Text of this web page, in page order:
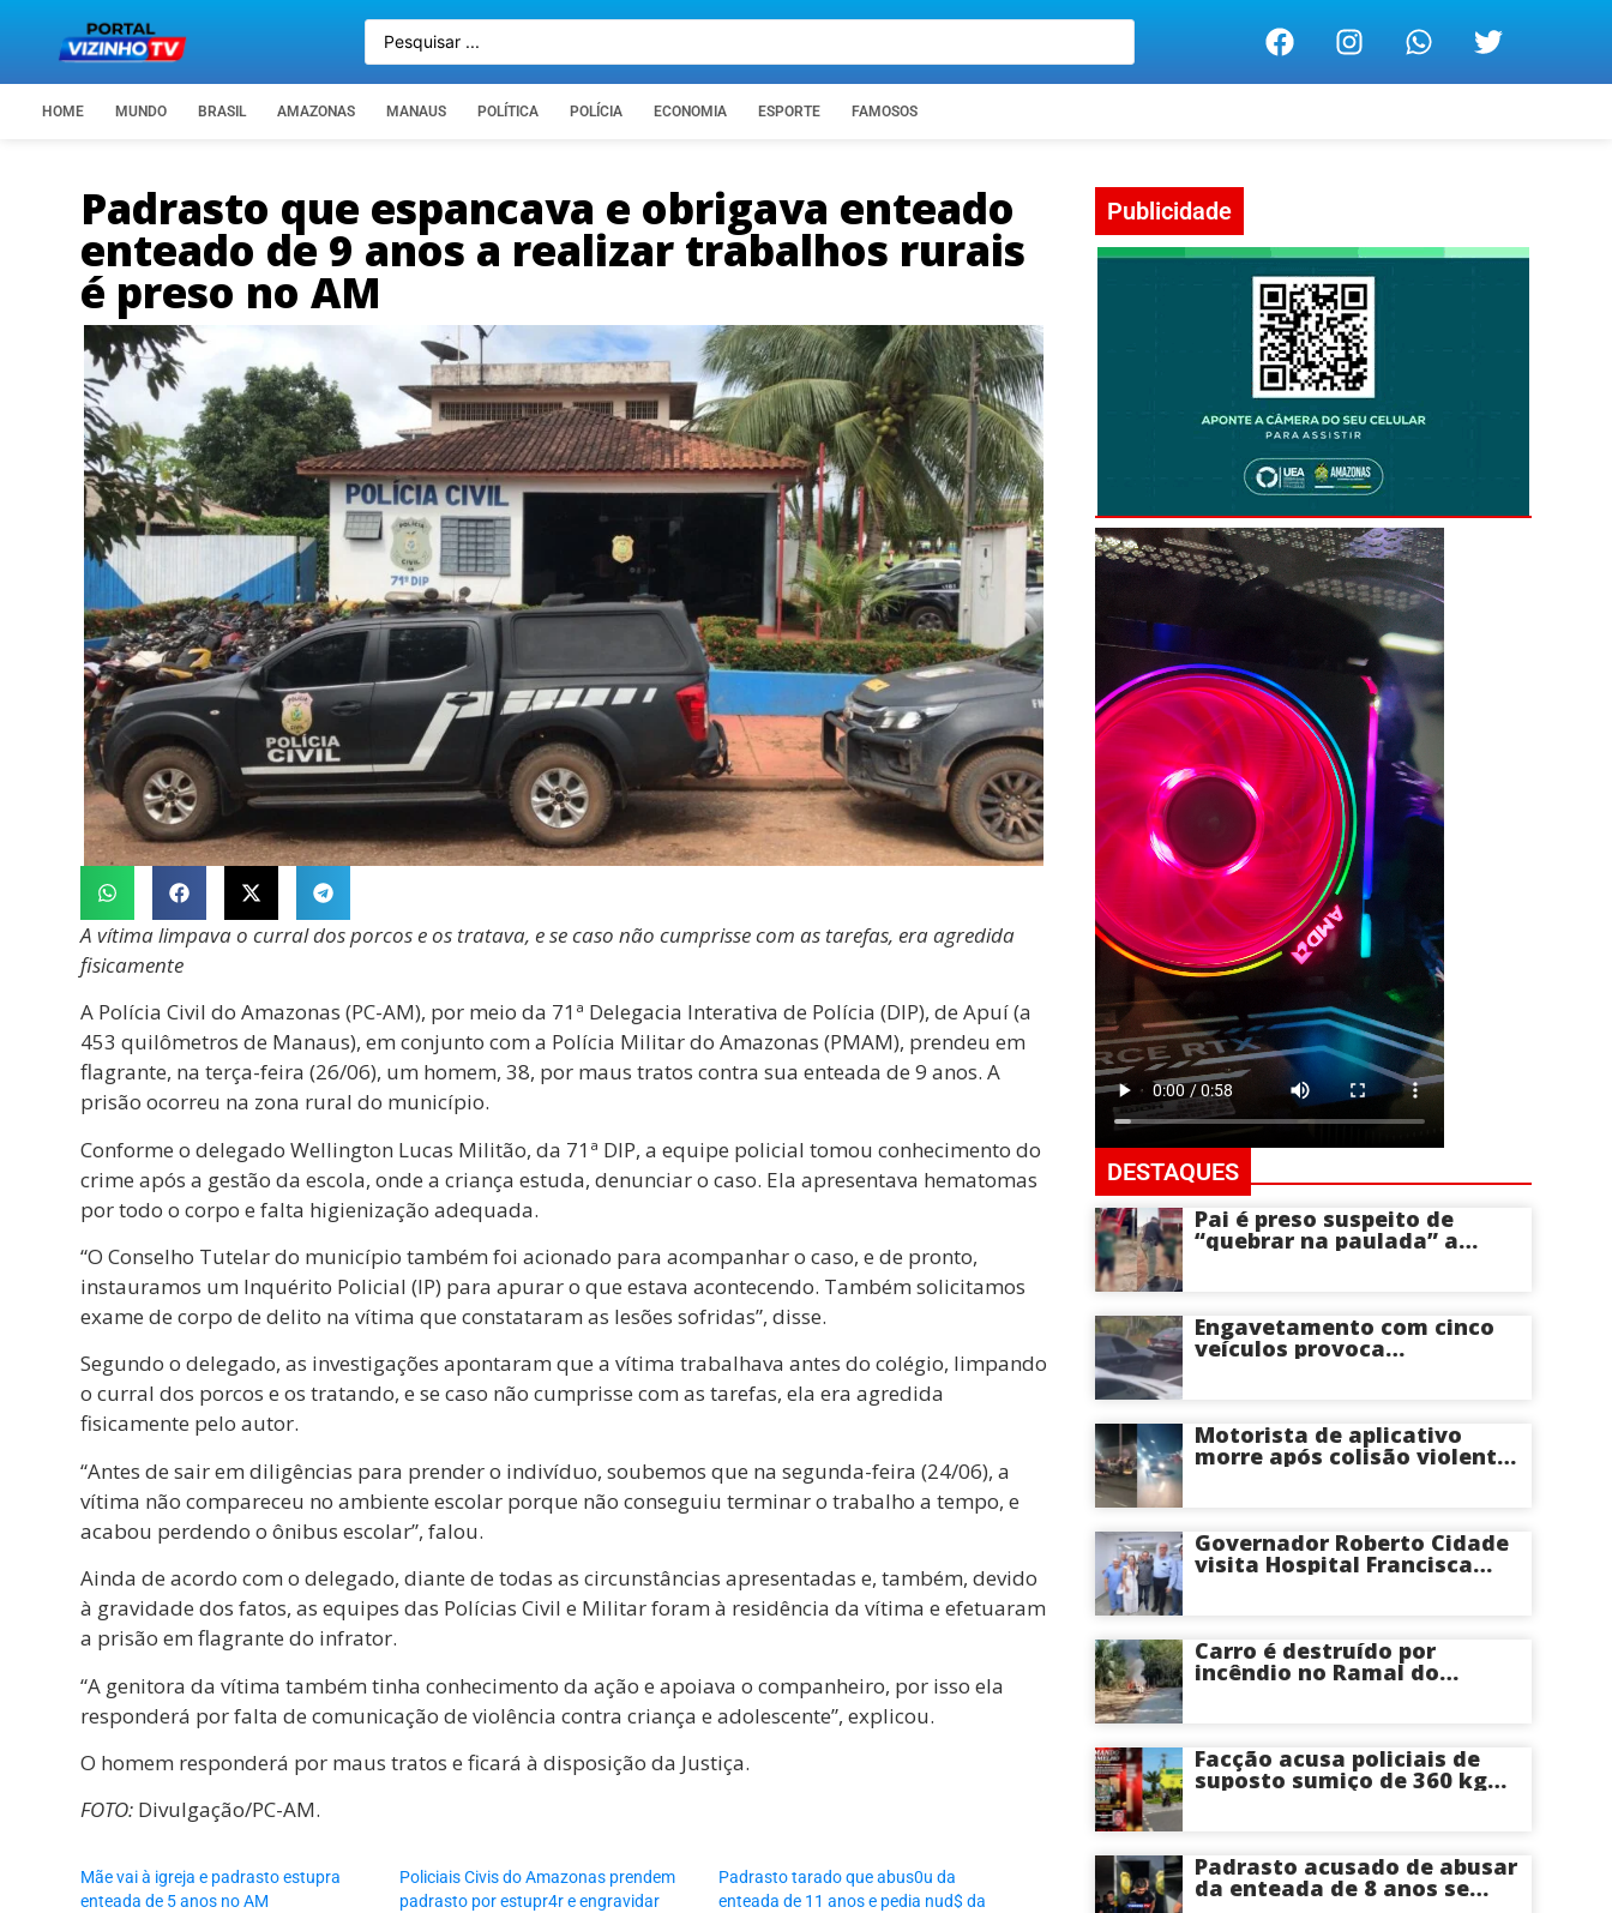
HOME MUNDO BRASIL AMAZONAS MANAUS POLÍTICA POLÍCIA ECONOMIA ESPORTE FAMOSOS
Padrasto que espancava e obrigava enteado
enteado de 9 anos a realizar trabalhos rurais
é preso no AM
A vítima limpava o curral dos porcos e os tratava, e se caso não cumprisse com as tarefas, era agredida
fisicamente
A Polícia Civil do Amazonas (PC-AM), por meio da 71ª Delegacia Interativa de Polícia (DIP), de Apuí (a
453 quilômetros de Manaus), em conjunto com a Polícia Militar do Amazonas (PMAM), prendeu em
flagrante, na terça-feira (26/06), um homem, 38, por maus tratos contra sua enteada de 9 anos. A
prisão ocorreu na zona rural do município.
Conforme o delegado Wellington Lucas Militão, da 71ª DIP, a equipe policial tomou conhecimento do
crime após a gestão da escola, onde a criança estuda, denunciar o caso. Ela apresentava hematomas
por todo o corpo e falta higienização adequada.
“O Conselho Tutelar do município também foi acionado para acompanhar o caso, e de pronto,
instauramos um Inquérito Policial (IP) para apurar o que estava acontecendo. Também solicitamos
exame de corpo de delito na vítima que constataram as lesões sofridas”, disse.
Segundo o delegado, as investigações apontaram que a vítima trabalhava antes do colégio, limpando
o curral dos porcos e os tratando, e se caso não cumprisse com as tarefas, ela era agredida
fisicamente pelo autor.
“Antes de sair em diligências para prender o indivíduo, soubemos que na segunda-feira (24/06), a
vítima não compareceu no ambiente escolar porque não conseguiu terminar o trabalho a tempo, e
acabou perdendo o ônibus escolar”, falou.
Ainda de acordo com o delegado, diante de todas as circunstâncias apresentadas e, também, devido
à gravidade dos fatos, as equipes das Polícias Civil e Militar foram à residência da vítima e efetuaram
a prisão em flagrante do infrator.
“A genitora da vítima também tinha conhecimento da ação e apoiava o companheiro, por isso ela
responderá por falta de comunicação de violência contra criança e adolescente”, explicou.
O homem responderá por maus tratos e ficará à disposição da Justiça.
FOTO: Divulgação/PC-AM.
Mãe vai à igreja e padrasto estupra
enteada de 5 anos no AM
Policiais Civis do Amazonas prendem
padrasto por estupr4r e engravidar
Padrasto tarado que abus0u da
enteada de 11 anos e pedia nud$ da
Publicidade
DESTAQUES
Pai é preso suspeito de
“quebrar na paulada” a
corrigir e educar”; veja
vídeo
Engavetamento com cinco
veículos provoca
Motorista de aplicativo
morre após colisão violenta
Governador Roberto Cidade
visita Hospital Francisca
pediátricas
Carro é destruído por
incêndio no Ramal do
Facção acusa policiais de
suposto sumiço de 360 kg
Padrasto acusado de abusar
da enteada de 8 anos se